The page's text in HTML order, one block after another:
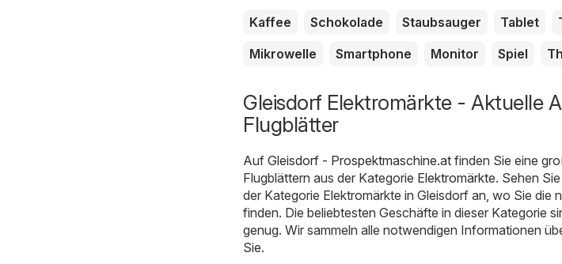
Kaffee Schokolade Staubsauger Tablet
Mikrowelle
Smartphone Monitor Spiel
Gleisdorf Elektromärkte - Aktuelle
Flugblätter
Auf Gleisdorf - Prospektmaschine.at finden Sie eine
Flugblättern aus der Kategorie Elektromärkte. Sehen
der Kategorie Elektromärkte in Gleisdorf an, wo Sie die
finden. Die beliebtesten Geschäfte in dieser Kategorie
genug. Wir sammeln alle notwendigen Informationen
Sie.